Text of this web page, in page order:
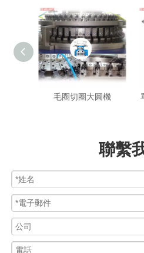
毛圈切圈大圓機
聯繫